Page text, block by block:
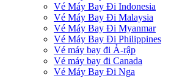
Vé Máy Bay Đi Indonesia
Vé Máy Bay Đi Malaysia
Vé Máy Bay Đi Myanmar
Vé Máy Bay Đi Philippines
Vé máy bay đi Ả-rập
Vé máy bay đi Canada
Vé Máy Bay Đi Nga